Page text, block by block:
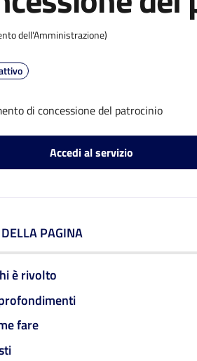
dell'Amministrazione)
di concessione del patrocinio
Accedi al servizio
PAGINA
è rivolto
fare